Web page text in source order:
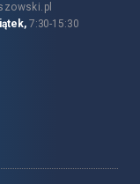
7:30-15:30